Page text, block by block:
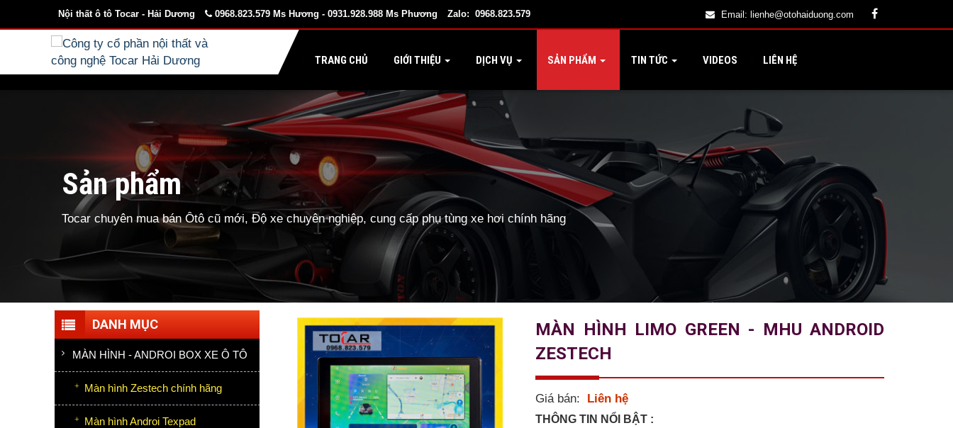
Email: lienhe@otohaiduong.com
Nội thất ô tô Tocar - Hải Dương 0968.823.579 Ms Hương - 0931.928.988 Ms Phương Zalo: 0968.823.579
TRANG CHỦ GIỚI THIỆU DỊCH VỤ SẢN PHẨM TIN TỨC VIDEOS LIÊN HỆ
Sản phẩm
Tocar chuyên mua bán Ôtô cũ mới, Độ xe chuyên nghiệp, cung cấp phụ tùng xe hơi chính hãng
MÀN HÌNH LIMO GREEN - MHU ANDROID
ZESTECH
Giá bán: Liên hệ
THÔNG TIN NỔI BẬT :
DANH MỤC
MÀN HÌNH - ANDROI BOX XE Ô TÔ
Màn hình Zestech chính hãng
Màn hình Androi Texpad